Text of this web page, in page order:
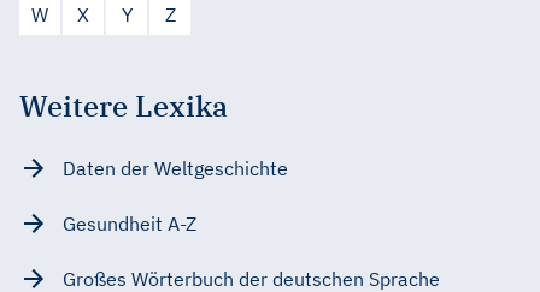
W
X Y Z
Weitere Lexika
Daten der Weltgeschichte
Gesundheit A-Z
Großes Wörterbuch der deutschen Sprache